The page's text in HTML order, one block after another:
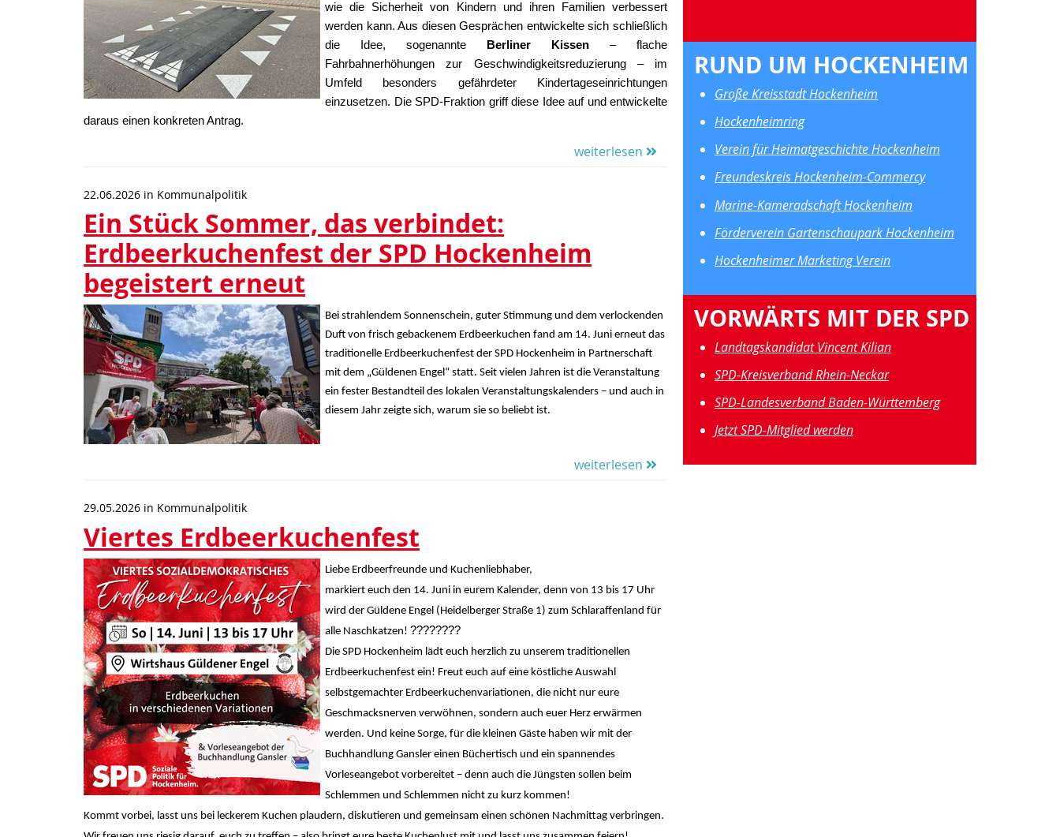
wie die Sicherheit von Kindern und ihren Familien verbessert
werden kann. Aus diesen Gesprächen entwickelte sich schließlich
die Idee, sogenannte
Berliner Kissen – flache
Fahrbahnerhöhungen zur Geschwindigkeitsreduzierung – im
Umfeld besonders gefährdeter Kindertageseinrichtungen
einzusetzen. Die SPD-Fraktion griff diese Idee auf und entwickelte
daraus einen konkreten Antrag.
weiterlesen
22.06.2026 in Kommunalpolitik
Ein Stück Sommer, das verbindet:
Erdbeerkuchenfest der SPD Hockenheim
begeistert erneut
Bei strahlendem Sonnenschein, guter Stimmung und dem verlockenden
Duft von frisch gebackenem Erdbeerkuchen fand am 14. Juni erneut das
traditionelle Erdbeerkuchenfest der SPD Hockenheim in Partnerschaft
mit dem „Güldenen Engel“ statt. Seit vielen Jahren ist die Veranstaltung
ein fester Bestandteil des lokalen Veranstaltungskalenders – und auch in
diesem Jahr zeigte sich, warum sie so beliebt ist.
weiterlesen
29.05.2026 in Kommunalpolitik
Viertes Erdbeerkuchenfest
Liebe Erdbeerfreunde und Kuchenliebhaber,
markiert euch den 14. Juni in eurem Kalender, denn von 13 bis 17 Uhr
wird der Güldene Engel (Heidelberger Straße 1) zum Schlaraffenland für
alle Naschkatzen! ????????
Die SPD Hockenheim lädt euch herzlich zu unserem traditionellen
Erdbeerkuchenfest ein! Freut euch auf eine köstliche Auswahl
selbstgemachter Erdbeerkuchenvariationen, die nicht nur eure
Geschmacksnerven verwöhnen, sondern auch euer Herz erwärmen
werden. Und keine Sorge, für die kleinen Gäste haben wir mit der
Buchhandlung Gansler einen Büchertisch und ein spannendes
Vorleseangebot vorbereitet – denn auch die Jüngsten sollen beim
Schlemmen und Schlemmen nicht zu kurz kommen!
Kommt vorbei, lasst uns bei leckerem Kuchen plaudern, diskutieren und gemeinsam einen schönen Nachmittag verbringen.
RUND UM HOCKENHEIM
Große Kreisstadt Hockenheim
Hockenheimring
Verein für Heimatgeschichte Hockenheim
Freundeskreis Hockenheim-Commercy
Marine-Kameradschaft Hockenheim
Förderverein Gartenschaupark Hockenheim
Hockenheimer Marketing Verein
VORWÄRTS MIT DER SPD
Landtagskandidat Vincent Kilian
SPD-Kreisverband Rhein-Neckar
SPD-Landesverband Baden-Württemberg
Jetzt SPD-Mitglied werden